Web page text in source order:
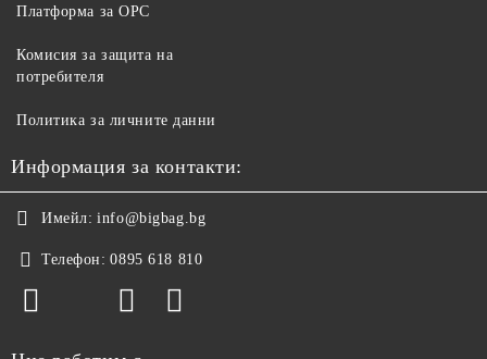
Платформа за ОРС
Комисия за защита на
потребителя
Политика за личните данни
Информация за контакти:
Имейл: info@bigbag.bg
Телефон: 0895 618 810